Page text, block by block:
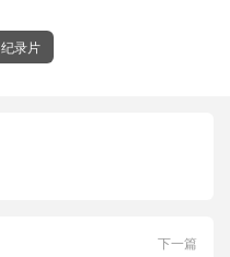
纪录片
下一篇